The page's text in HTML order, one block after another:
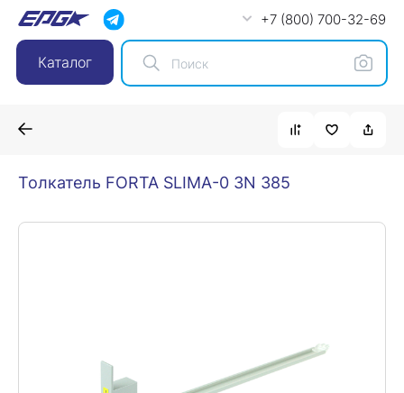
+7 (800) 700-32-69
Каталог
Толкатель FORTA SLIMA-0 3N 385